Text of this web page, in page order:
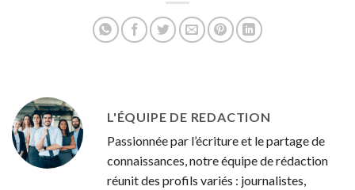
L'ÉQUIPE DE REDACTION
Passionnée par l’écriture et le partage de
connaissances, notre équipe de rédaction
réunit des profils variés : journalistes,